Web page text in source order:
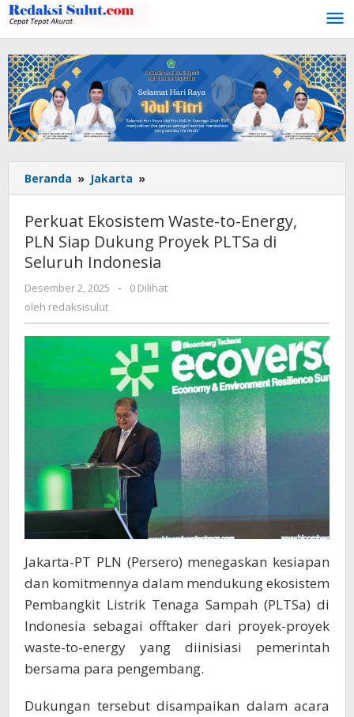
Lewati
ke
konten
Beranda » Jakarta »
Ekosistem
to-
Energy,
PLN
Dukung
PLTSa
di
Seluruh
Indonesia
Perkuat Ekosistem Waste-to-Energy,
PLN Siap Dukung Proyek PLTSa di
Seluruh Indonesia
Desember 2, 2025
oleh
-
0 Dilihat
oleh redaksisulut
Jakarta-PT PLN (Persero) menegaskan kesiapan
dan komitmennya dalam mendukung ekosistem
Pembangkit Listrik Tenaga Sampah (PLTSa) di
Indonesia sebagai offtaker dari proyek-proyek
waste-to-energy yang diinisiasi pemerintah
bersama para pengembang.
Dukungan tersebut disampaikan dalam acara